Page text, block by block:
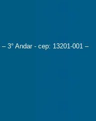
3° Andar - cep: 13201-001 –